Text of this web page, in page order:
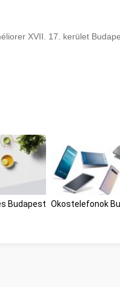
XVII. 17. kerület
Budapest Okostelefonok